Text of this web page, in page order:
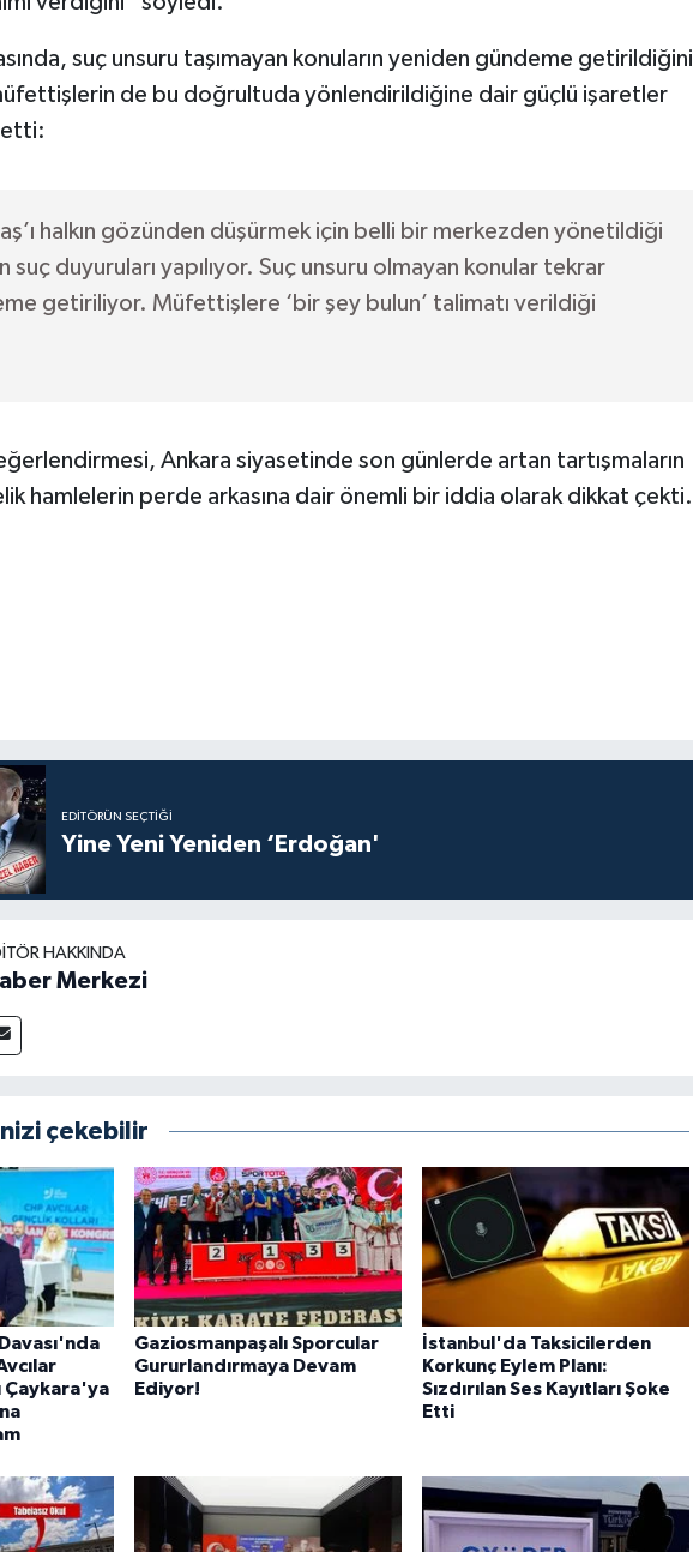
suç unsuru taşımayan konuların yeniden gündeme getirildiğini
de bu doğrultuda yönlendirildiğine dair güçlü işaretler
etti:
halkın gözünden düşürmek için belli bir merkezden yönetildiği
suç duyuruları yapılıyor. Suç unsuru olmayan konular tekrar
getiriliyor. Müfettişlere ‘bir şey bulun’ talimatı verildiği
Ankara siyasetinde son günlerde artan tartışmaların
hamlelerin perde arkasına dair önemli bir iddia olarak dikkat çekti.
EDITÖRÜN SEÇTIĞI
Yine Yeni Yeniden ‘Erdoğan'
HAKKINDA
Merkezi
çekebilir
Çaykara'ya
Gaziosmanpaşalı Sporcular
Gururlandırmaya Devam
Ediyor!
İstanbul'da Taksicilerden
Korkunç Eylem Planı:
Sızdırılan Ses Kayıtları Şoke
Etti